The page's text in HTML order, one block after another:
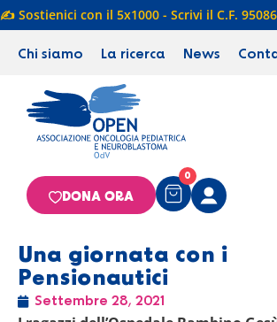
✍️ Sostienici con il 5x1000 - Scrivi il C.F.
Chi siamo La ricerca News
0
DONA ORA
Una giornata con i
Pensionautici
Settembre 28, 2021